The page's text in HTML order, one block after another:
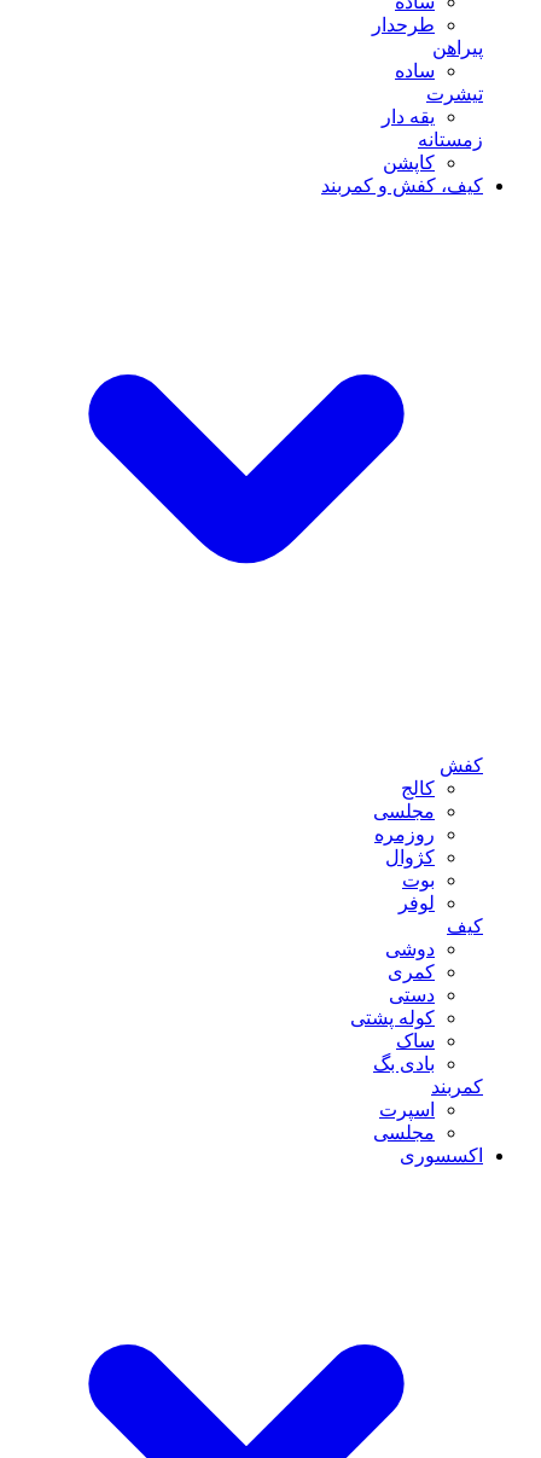
طرحدار
پیراهن
ساده
تیشرت
یقه دار
زمستانه
کاپشن
کیف، کفش و کمربند
کفش
کالج
مجلسی
روزمره
کژوال
بوت
لوفر
کیف
دوشی
کمری
دستی
کوله پشتی
ساک
بادی بگ
کمربند
اسپرت
مجلسی
اکسسوری